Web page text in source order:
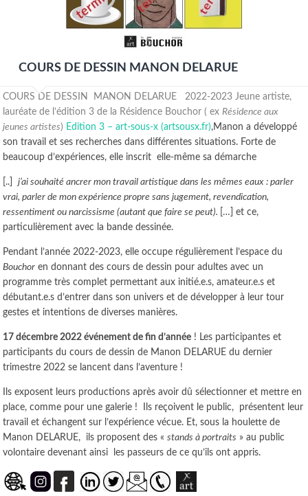
COURS DE DESSIN MANON DELARUE
COURS DE DESSIN MANON DELARUE 2022-2023 Jeune artiste,
lauréate de l’édition 3 de la Résidence Bouchor ( exRésidence aux
jeunes artistes) Edition 3 – art-sous-x (artsousx.fr),Manon a développé
son travail et ses recherches dans différentes situations. Forte de
beaucoup d’expériences, elle inscrit elle-même sa démarche
[..]j’ai souhaité ancrer mon travail artistique dans les mêmes eaux : parler
vrai, parler de mon expérience propre sans jugement, revendication,
ressentiment ou narcissisme (autant que faire se peut).
[…] et ce,
particulièrement avec la bande dessinée.
Pendant l’année 2022-2023, elle occupe régulièrement l’espace du
Bouchor en donnant des cours de dessin pour adultes avec un
programme très complet permettant aux initié.e.s, amateur.e.s et
débutant.e.s d’entrer dans son univers et de développer à leur tour
gestes et intentions de diverses manières.
17 décembre 2022 événement de fin d’année ! Les participantes et
participants du cours de dessin de Manon DELARUE du dernier
trimestre 2022 se lancent dans l’aventure !
Ils exposent leurs productions après avoir dû sélectionner et mettre en
place, comme pour une galerie ! Ils reçoivent le public, présentent leur
travail et échangent sur l’expérience vécue. Et, sous la houlette de
Manon DELARUE, ils proposent des «stands à portraits » au public
volontaire devenant ainsi les passeurs de ce qu’ils ont appris.